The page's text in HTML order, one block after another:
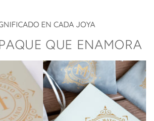
EN CADA JOYA
QUE ENAMORA